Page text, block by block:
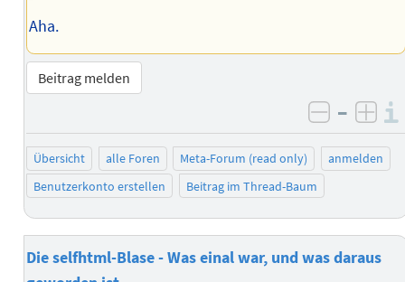
Aha.
Beitrag melden
negativ
–
Übersicht alle Foren Meta-Forum (read only)
anmelden
Benutzerkonto erstellen
Beitrag im Thread-Baum
Die selfhtml-Blase - Was einal war, und was daraus